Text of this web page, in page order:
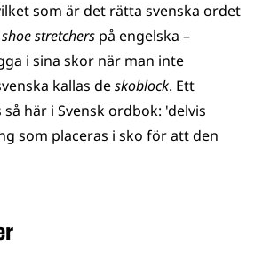
som är det rätta svenska ordet
shoe stretchers på engelska –
i sina skor när man inte
kallas deskoblock. Ett
här i Svensk ordbok: 'delvis
som placeras i sko för att den